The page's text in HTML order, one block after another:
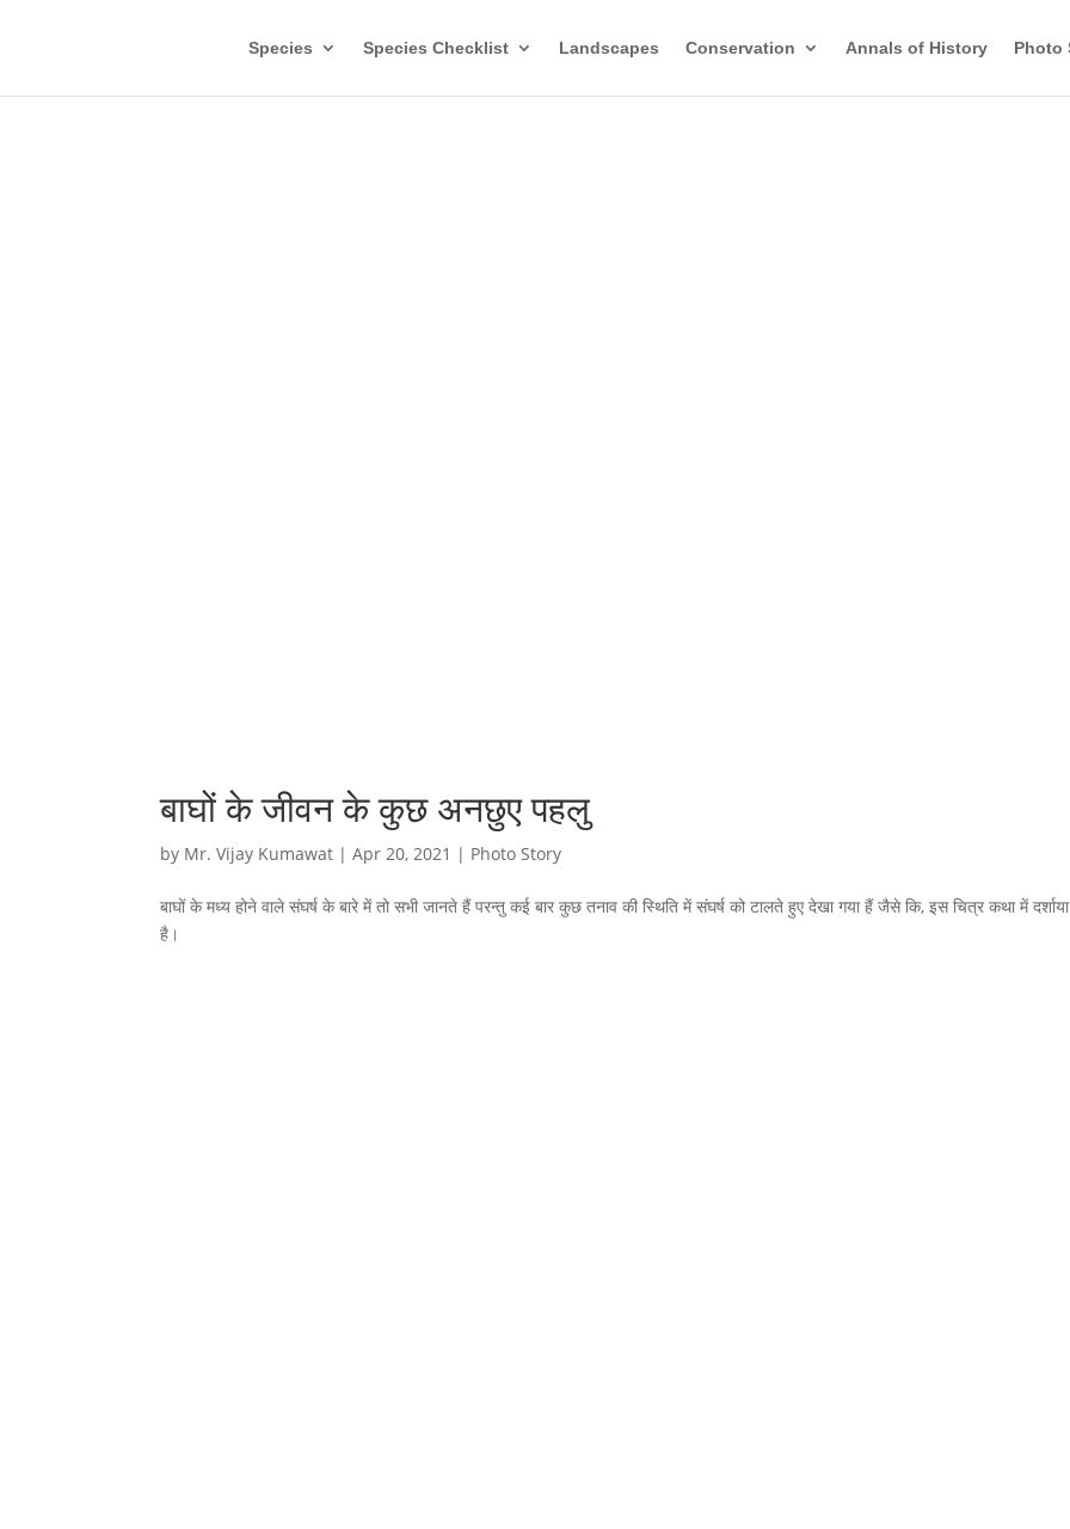
Species Species Checklist Landscapes Conservation Annals of History Photo
बाघों के जीवन के कुछ अनछुए पहलु
by Mr. Vijay Kumawat |Apr 20, 2021 | Photo Story
बाघों के मध्य होने वाले संघर्ष के बारे में तो सभी जानते हैं परन्तु कई बार कुछ तनाव की स्थिति में संघर्ष को टालते हुए देखा गया हैं जैसे कि, इस चित्र कथा में
है।